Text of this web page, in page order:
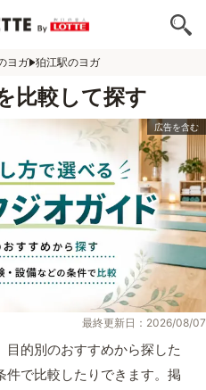
ヨガ 狛江駅のヨガ
比較して探す
最終更新日：2026/08/07
的別のおすすめから探した
件で比較したりできます。掲